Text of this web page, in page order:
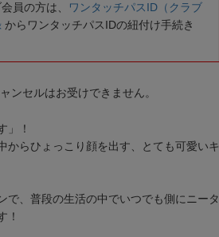
員の方は、
ワンタッチパスID（クラブ
からワンタッチパスIDの紐付け手続き
ンセルはお受けできません。
」！
からひょっこり顔を出す、とても可愛いキ
で、普段の生活の中でいつでも側にニータ
！